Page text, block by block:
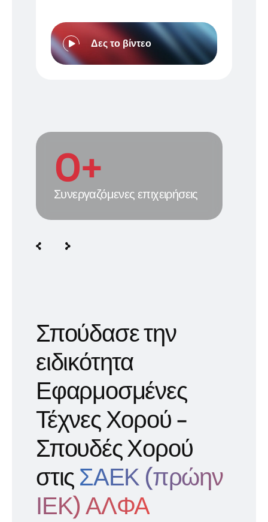
Δες το βίντεο
0+
Συνεργαζόμενες επιχειρήσεις
Σπούδασε την
ειδικότητα
Εφαρμοσμένες
Τέχνες Χορού -
Σπουδές Χορού
στιςΣΑΕΚ (πρώην
ΙΕΚ) ΑΛΦΑ